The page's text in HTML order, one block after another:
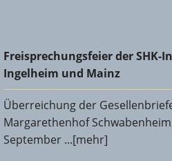
Freisprechungsfeier der SHK-
und Mainz
Freisprechungsfeier der SHK-
Ingelheim und Mainz
Überreichung der
Margarethenhof
September ...[mehr]